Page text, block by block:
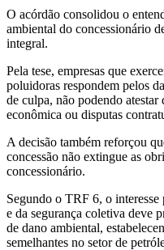
O acórdão consolidou o
ambiental do concessionário
integral.
Pela tese, empresas que
poluidoras respondem pelos
de culpa, não podendo
econômica ou disputas
A decisão também reforçou
concessão não extingue as
concessionário.
Segundo o TRF 6, o
e da segurança coletiva deve
de dano ambiental,
semelhantes no setor de